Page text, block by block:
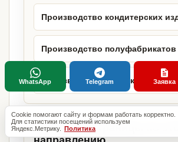
Производство кондитерских
Производство полуфабрикатов
Производство продукции
Городские страницы по
Cookie помогают сайту и формам работать корректно.
Для статистики посещений используем
Яндекс.Метрику. Политика
WhatsApp Telegram Заявка